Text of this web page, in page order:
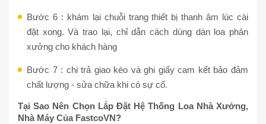
Bước 6 : khám lại chuỗi trang thiết bị thanh âm lúc cài
đặt xong. Và trao lại, chỉ dẫn cách dùng dàn loa phân
xưởng cho khách hàng
Bước 7 : chi trả giao kèo và ghi giấy cam kết bảo đảm
chất lượng - sửa chữa khi có sự cố.
Tại Sao Nên Chọn Lắp Đặt Hệ Thống Loa Nhà Xưởng,
Nhà Máy Của FastcoVN?